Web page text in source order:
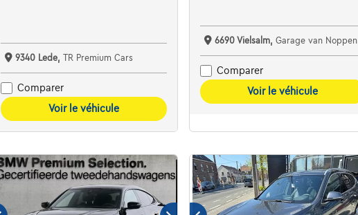
9340 Lede,TR Premium Cars
Comparer
Voir le véhicule
6690 Vielsalm, Garage van Noppen
Comparer
Voir le véhicule